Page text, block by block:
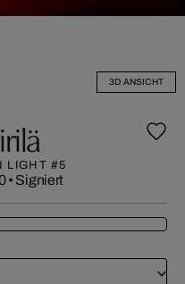
3D ANSICHT
LIGHT #5
• Signiert